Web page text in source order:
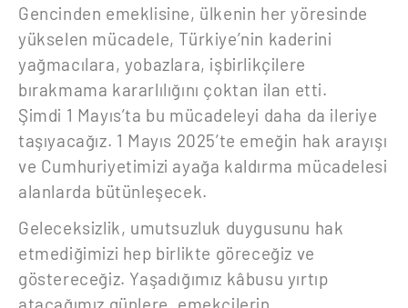
Gencinden emeklisine, ülkenin her yöresinde
yükselen mücadele, Türkiye’nin kaderini
yağmacılara, yobazlara, işbirlikçilere
bırakmama kararlılığını çoktan ilan etti.
Şimdi 1 Mayıs’ta bu mücadeleyi daha da ileriye
taşıyacağız. 1 Mayıs 2025’te emeğin hak arayışı
ve Cumhuriyetimizi ayağa kaldırma mücadelesi
alanlarda bütünleşecek.
Geleceksizlik, umutsuzluk duygusunu hak
etmediğimizi hep birlikte göreceğiz ve
göstereceğiz. Yaşadığımız kâbusu yırtıp
atacağımız günlere, emekçilerin